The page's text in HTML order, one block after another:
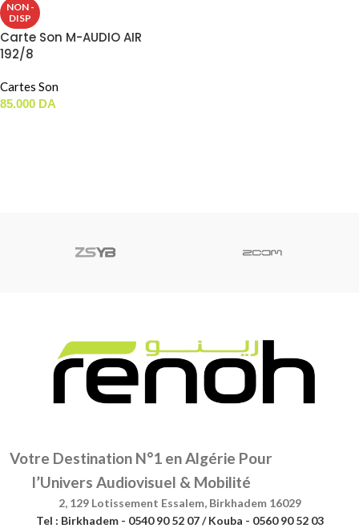
NON -
DISP
Carte Son M-AUDIO AIR
192/8
Cartes Son
85.000 DA
Votre Destination N°1 en Algérie Pour
l’Univers Audiovisuel & Mobilité
2, 129 Lotissement Essalem, Birkhadem 16029
Tel : Birkhadem - 0540 90 52 07 / Kouba - 0560 90 52 03